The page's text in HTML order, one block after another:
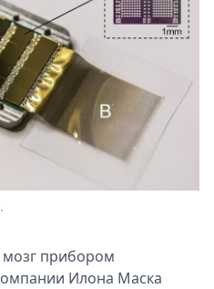
прибором
Илона Маска